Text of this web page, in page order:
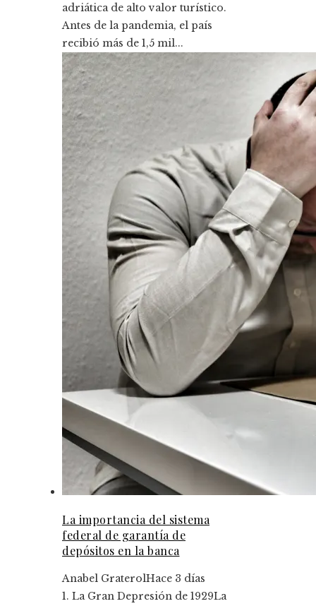
adriática de alto valor turístico.
Antes de la pandemia, el país
recibió más de 1,5 mil...
La importancia del sistema
federal de garantía de
depósitos en la banca
Anabel GraterolHace 3 días
1. La Gran Depresión de 1929La